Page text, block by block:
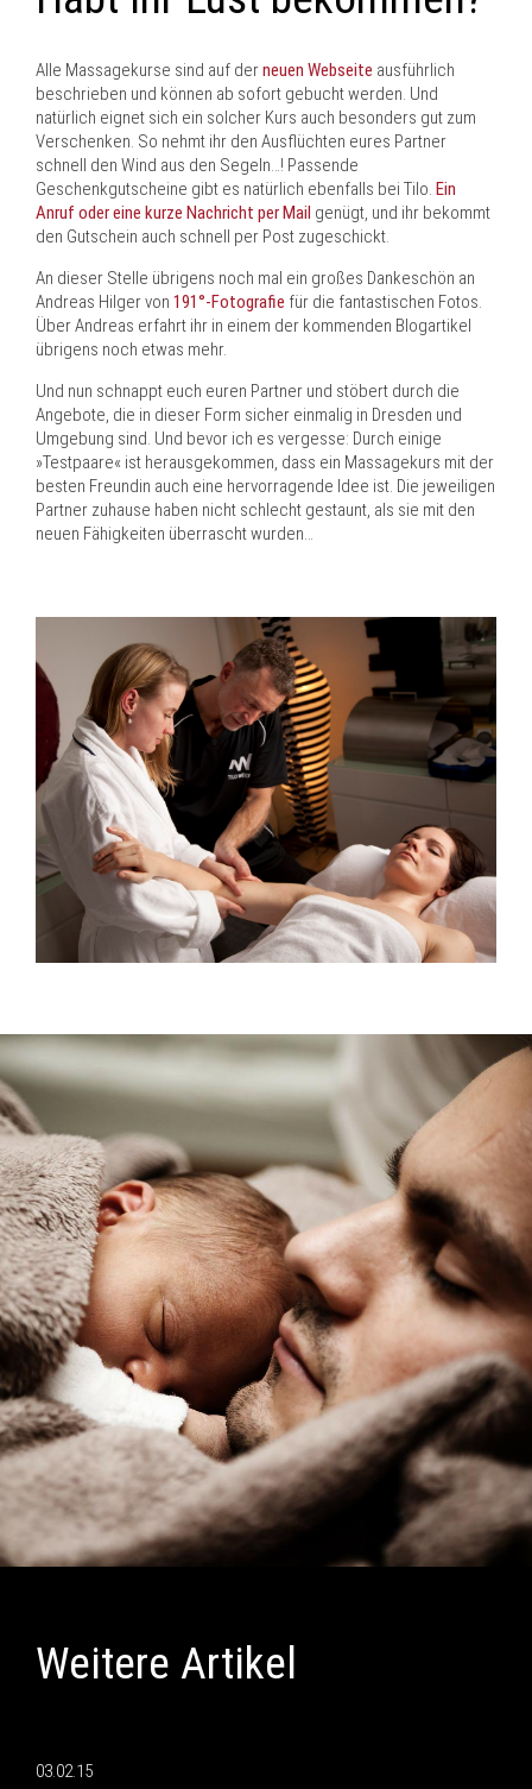
Alle Massagekurse sind auf derneuen Webseite ausführlich
beschrieben und können ab sofort gebucht werden. Und
natürlich eignet sich ein solcher Kurs auch besonders gut zum
Verschenken. So nehmt ihr den Ausflüchten eures Partner
schnell den Wind aus den Segeln…! Passende
Geschenkgutscheine gibt es natürlich ebenfalls bei Tilo. Ein
Anruf oder eine kurze Nachricht per Mail genügt, und ihr bekommt
den Gutschein auch schnell per Post zugeschickt.
An dieser Stelle übrigens noch mal ein großes Dankeschön an
Andreas Hilger von 191°-Fotografie für die fantastischen Fotos.
Über Andreas erfahrt ihr in einem der kommenden Blogartikel
übrigens noch etwas mehr.
Und nun schnappt euch euren Partner und stöbert durch die
Angebote, die in dieser Form sicher einmalig in Dresden und
Umgebung sind. Und bevor ich es vergesse: Durch einige
»Testpaare« ist herausgekommen, dass ein Massagekurs mit der
besten Freundin auch eine hervorragende Idee ist. Die jeweiligen
Partner zuhause haben nicht schlecht gestaunt, als sie mit den
neuen Fähigkeiten überrascht wurden…
Weitere Artikel
03.02.15